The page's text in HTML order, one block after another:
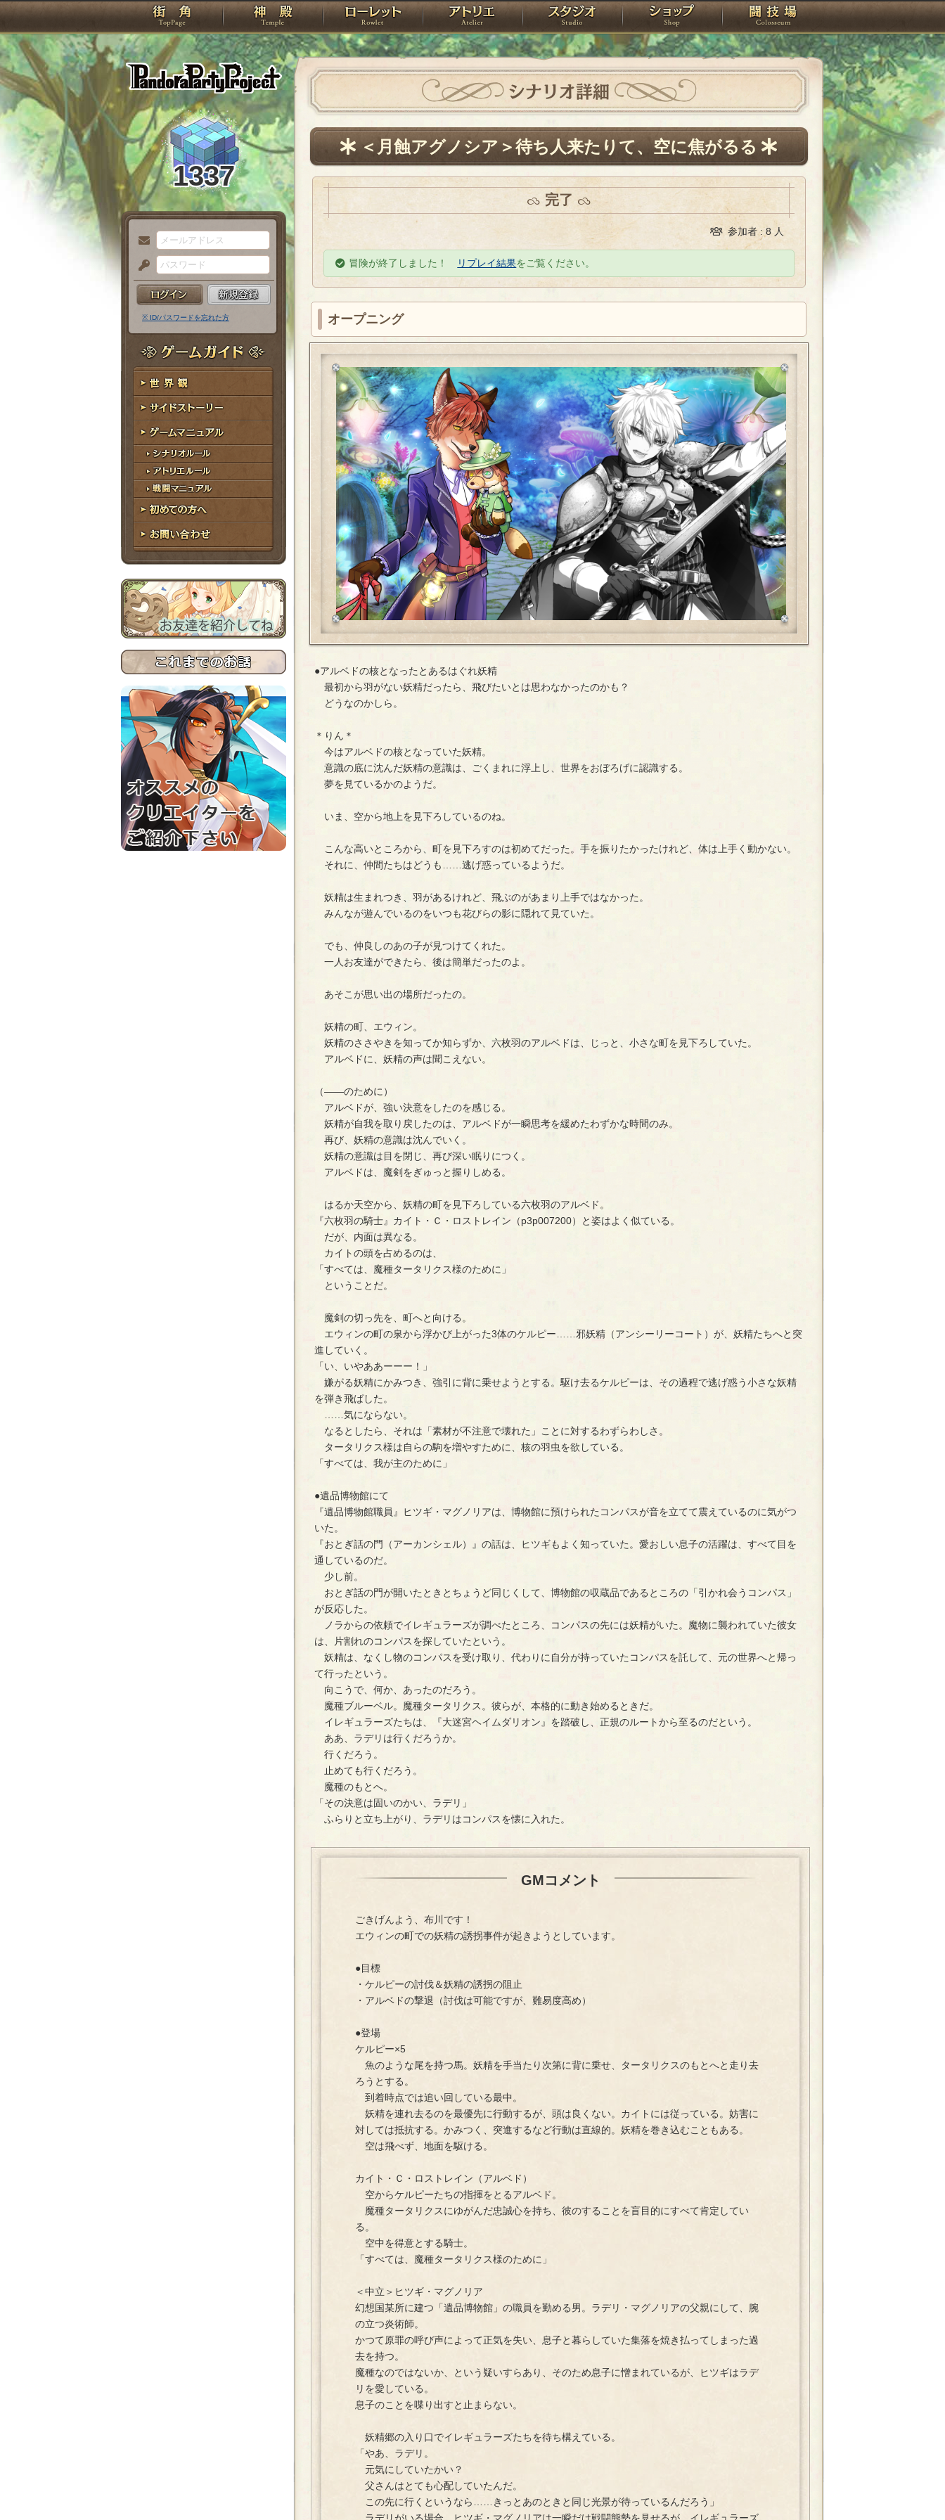
PandoraPartyProject
TOP 神殿 ローレット アトリエ スタジオ ショップ 闘技場
1337
メ
ー
ル
ア
ド
レ
ス
パ
ス
ー
ド
※ ID/パスワードを忘れた方
ゲームガイド
世界観
サイドストーリー
ゲームマニュアル
シナリオルール
アトリエルール
戦闘マニュアル
初めての方へ
お問い合わせ
シナリオ詳細
＜月蝕アグノシア＞待ち人来たりて、空に焦がるる
完了
参加者 : 8 人
冒険が終了しました！ リプレイ結果をご覧ください。
オープニング
●アルベドの核となったとあるはぐれ妖精
最初から羽がない妖精だったら、飛びたいとは思わなかったのかも？
どうなのかしら。
＊りん＊
今はアルベドの核となっていた妖精。
意識の底に沈んだ妖精の意識は、ごくまれに浮上し、世界をおぼろげに認識する。
夢を見ているかのようだ。
いま、空から地上を見下ろしているのね。
こんな高いところから、町を見下ろすのは初めてだった。手を振りたかったけれど、体は上手く動かない。
それに、仲間たちはどうも……逃げ惑っているようだ。
妖精は生まれつき、羽があるけれど、飛ぶのがあまり上手ではなかった。
みんなが遊んでいるのをいつも花びらの影に隠れて見ていた。
でも、仲良しのあの子が見つけてくれた。
一人お友達ができたら、後は簡単だったのよ。
あそこが思い出の場所だったの。
妖精の町、エウィン。
妖精のささやきを知ってか知らずか、六枚羽のアルベドは、じっと、小さな町を見下ろしていた。
アルベドに、妖精の声は聞こえない。
（――のために）
アルベドが、強い決意をしたのを感じる。
妖精が自我を取り戻したのは、アルベドが一瞬思考を緩めたわずかな時間のみ。
再び、妖精の意識は沈んでいく。
妖精の意識は目を閉じ、再び深い眠りにつく。
アルベドは、魔剣をぎゅっと握りしめる。
はるか天空から、妖精の町を見下ろしている六枚羽のアルベド。
『六枚羽の騎士』カイト・Ｃ・ロストレイン（p3p007200）と姿はよく似ている。
だが、内面は異なる。
カイトの頭を占めるのは、
「すべては、魔種タータリクス様のために」
ということだ。
魔剣の切っ先を、町へと向ける。
エウィンの町の泉から浮かび上がった3体のケルピー……邪妖精（アンシーリーコート）が、妖精たちへと突
進していく。
「い、いやああーーー！」
嫌がる妖精にかみつき、強引に背に乗せようとする。駆け去るケルピーは、その過程で逃げ惑う小さな妖精
を弾き飛ばした。
……気にならない。
なるとしたら、それは「素材が不注意で壊れた」ことに対するわずらわしさ。
タータリクス様は自らの駒を増やすために、核の羽虫を欲している。
「すべては、我が主のために」
●遺品博物館にて
『遺品博物館職員』ヒツギ・マグノリアは、博物館に預けられたコンパスが音を立てて震えているのに気がつ
いた。
『おとぎ話の門（アーカンシェル）』の話は、ヒツギもよく知っていた。愛おしい息子の活躍は、すべて目を
通しているのだ。
少し前。
おとぎ話の門が開いたときとちょうど同じくして、博物館の収蔵品であるところの「引かれ会うコンパス」
が反応した。
ノラからの依頼でイレギュラーズが調べたところ、コンパスの先には妖精がいた。魔物に襲われていた彼女
は、片割れのコンパスを探していたという。
妖精は、なくし物のコンパスを受け取り、代わりに自分が持っていたコンパスを託して、元の世界へと帰っ
て行ったという。
向こうで、何か、あったのだろう。
魔種ブルーベル。魔種タータリクス。彼らが、本格的に動き始めるときだ。
イレギュラーズたちは、『大迷宮ヘイムダリオン』を踏破し、正規のルートから至るのだという。
ああ、ラデリは行くだろうか。
行くだろう。
止めても行くだろう。
魔種のもとへ。
「その決意は固いのかい、ラデリ」
ふらりと立ち上がり、ラデリはコンパスを懐に入れた。
GMコメント
ごきげんよう、布川です！
エウィンの町での妖精の誘拐事件が起きようとしています。
●目標
・ケルピーの討伐＆妖精の誘拐の阻止
・アルベドの撃退（討伐は可能ですが、難易度高め）
●登場
ケルピー×5
魚のような尾を持つ馬。妖精を手当たり次第に背に乗せ、タータリクスのもとへと走り去
ろうとする。
到着時点では追い回している最中。
妖精を連れ去るのを最優先に行動するが、頭は良くない。カイトには従っている。妨害に
対しては抵抗する。かみつく、突進するなど行動は直線的。妖精を巻き込むこともある。
空は飛べず、地面を駆ける。
カイト・Ｃ・ロストレイン（アルベド）
空からケルピーたちの指揮をとるアルベド。
魔種タータリクスにゆがんだ忠誠心を持ち、彼のすることを盲目的にすべて肯定してい
る。
空中を得意とする騎士。
「すべては、魔種タータリクス様のために」
＜中立＞ヒツギ・マグノリア
幻想国某所に建つ「遺品博物館」の職員を勤める男。ラデリ・マグノリアの父親にして、腕
の立つ炎術師。
かつて原罪の呼び声によって正気を失い、息子と暮らしていた集落を焼き払ってしまった過
去を持つ。
魔種なのではないか、という疑いすらあり、そのため息子に憎まれているが、ヒツギはラデ
リを愛している。
息子のことを喋り出すと止まらない。
妖精郷の入り口でイレギュラーズたちを待ち構えている。
「やあ、ラデリ。
元気にしていたかい？
父さんはとても心配していたんだ。
この先に行くというなら……きっとあのときと同じ光景が待っているんだろう」